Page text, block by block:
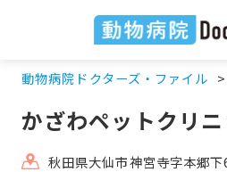
動物病院ドクターズ・ファイル
かざわペットクリ
秋田県大仙市神宮寺字本郷